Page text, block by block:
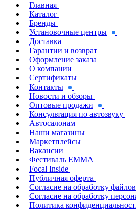
Главная
Каталог
Бренды
Установочные центры
Доставка
Гарантии и возврат
Оформление заказа
О компании
Сертификаты
Контакты
Новости и обзоры
Оптовые продажи
Консультация по автозвуку
Автосалонам
Наши магазины
Маркетплейсы
Вакансии
Фестиваль EMMA
Focal Inside
Публичная оферта
Согласие на обработку
Согласие на обработку
Политика